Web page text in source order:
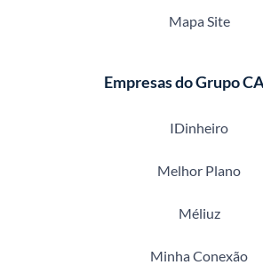
Mapa Site
Empresas do Grupo
IDinheiro
Melhor Plano
Méliuz
Minha Conexão